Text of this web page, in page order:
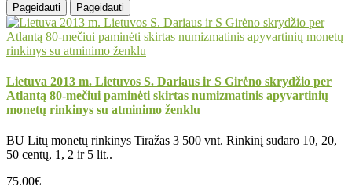
Pageidauti
Pageidauti
Lietuva 2013 m. Lietuvos S. Dariaus ir S Girėno skrydžio per
Atlantą 80-mečiui paminėti skirtas numizmatinis apyvartinių
monetų rinkinys su atminimo ženklu
BU Litų monetų rinkinys Tiražas 3 500 vnt. Rinkinį sudaro 10, 20,
50 centų, 1, 2 ir 5 lit..
75.00€